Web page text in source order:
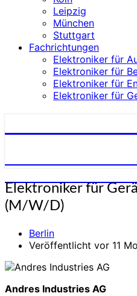
Leipzig
München
Stuttgart
Fachrichtungen
Elektroniker für
Elektroniker für
Elektroniker für
Elektroniker für
Elektroniker
für
Geräte
Systeme
u.ä.
(M/W/D)
Elektroniker für
(M/W/D)
Berlin
Veröffentlicht vor 11
Andres Industries AG